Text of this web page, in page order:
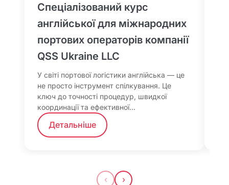
Спеціалізований курс
англійської для міжнародних
портових операторів компанії
QSS Ukraine LLC
У світі портової логістики англійська — це
не просто інструмент спілкування. Це
ключ до точності процедур, швидкої
координації та ефективної…
Детальніше
‹ ›